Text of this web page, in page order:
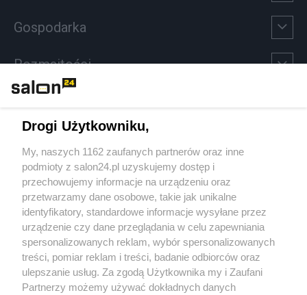
Gospodarka
Rozmaitości
Sport
Społeczeństwo
Kultura
X Facebook Instagram Youtube
Drogi Użytkowniku,
My, naszych 1162 zaufanych partnerów oraz inne
podmioty z salon24.pl uzyskujemy dostęp i
przechowujemy informacje na urządzeniu oraz
przetwarzamy dane osobowe, takie jak unikalne
identyfikatory, standardowe informacje wysyłane przez
urządzenie czy dane przeglądania w celu zapewniania
spersonalizowanych reklam, wybór spersonalizowanych
treści, pomiar reklam i treści, badanie odbiorców oraz
ulepszanie usług. Za zgodą Użytkownika my i Zaufani
Partnerzy możemy używać dokładnych danych